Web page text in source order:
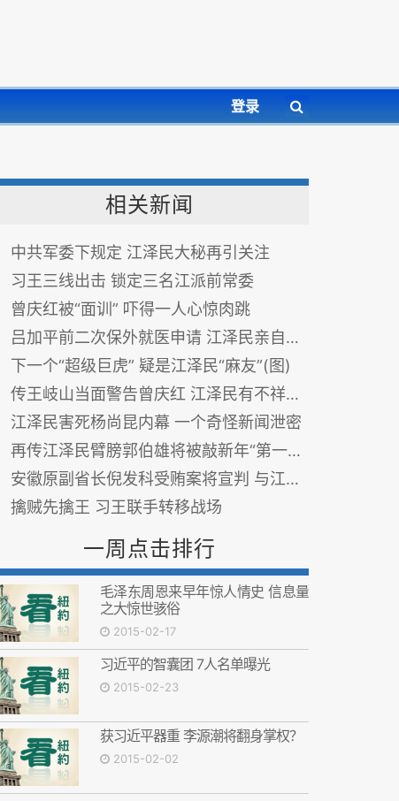
登录
相关新闻
中共军委下规定 江泽民大秘再引关注
习王三线出击 锁定三名江派前常委
曾庆红被“面训” 吓得一人心惊肉跳
吕加平前二次保外就医申请 江泽民亲自打电话阻止
下一个“超级巨虎” 疑是江泽民“麻友”(图)
传王岐山当面警告曾庆红 江泽民有不祥预感
江泽民害死杨尚昆内幕 一个奇怪新闻泄密
再传江泽民臂膀郭伯雄将被敲新年“第一锤”
安徽原副省长倪发科受贿案将宣判 与江泽民有交集
擒贼先擒王 习王联手转移战场
一周点击排行
毛泽东周恩来早年惊人情史 信息量
之大惊世骇俗
2015-02-17
习近平的智囊团 7人名单曝光
2015-02-23
获习近平器重 李源潮将翻身掌权？
2015-02-02